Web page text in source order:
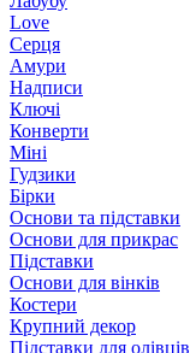
Love
Серця
Амури
Надписи
Ключі
Конверти
Міні
Гудзики
Бірки
Основи та підставки
Основи для прикрас
Підставки
Основи для вінків
Костери
Крупний декор
Підставки для олівців